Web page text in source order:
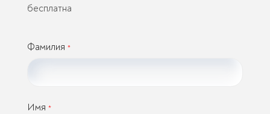
бесплатна
Фамилия *
Имя *